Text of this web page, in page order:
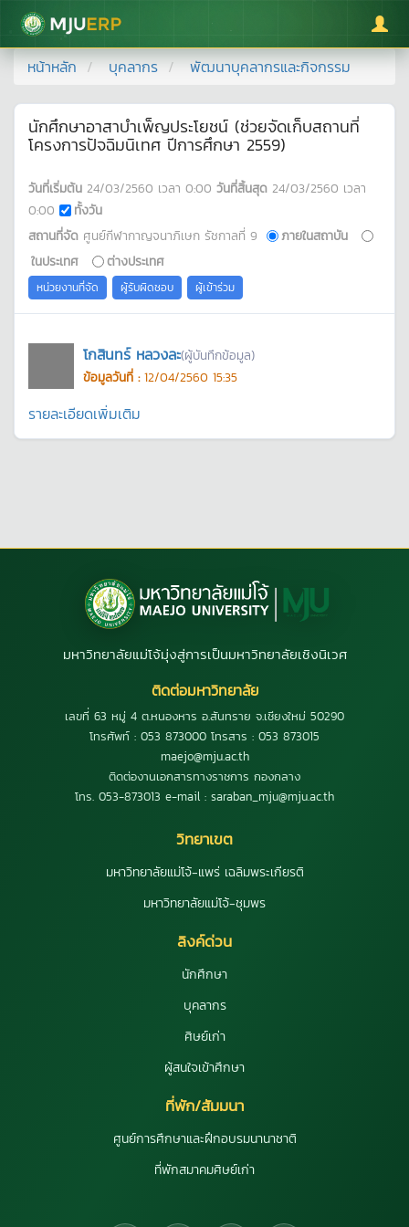
มหาวิทยาลัยแม่โจ้
หน้าหลัก บุคลากร พัฒนาบุคลากรและกิจกรรม
นักศึกษาอาสาบำเพ็ญประโยชน์ (ช่วยจัดเก็บสถานที่
โครงการปัจฉิมนิเทศ ปีการศึกษา 2559)
วันที่เริ่มต้น 24/03/2560 เวลา 0:00 วันที่สิ้นสุด 24/03/2560 เวลา
0:00
ทั้งวัน
สถานที่จัด ศูนย์กีฬากาญจนาภิเษก รัชกาลที่ 9
ภายในสถาบัน
ในประเทศ
ต่างประเทศ
หน่วยงานที่จัด ผู้รับผิดชอบ ผู้เข้าร่วม
โกสินทร์ หลวงละ(ผู้บันทึกข้อมูล)
ข้อมูลวันที่ : 12/04/2560 15:35
รายละเอียดเพิ่มเติม
มหาวิทยาลัยแม่โจ้มุ่งสู่การเป็นมหาวิทยาลัยเชิงนิเวศ
ติดต่อมหาวิทยาลัย
เลขที่ 63 หมู่ 4 ต.หนองหาร อ.สันทราย จ.เชียงใหม่ 50290
โทรศัพท์ : 053 873000 โทรสาร : 053 873015
maejo@mju.ac.th
ติดต่องานเอกสารทางราชการ กองกลาง
โทร. 053-873013 e-mail : saraban_mju@mju.ac.th
วิทยาเขต
มหาวิทยาลัยแม่โจ้-แพร่ เฉลิมพระเกียรติ
มหาวิทยาลัยแม่โจ้-ชุมพร
ลิงค์ด่วน
นักศึกษา
บุคลากร
ศิษย์เก่า
ผู้สนใจเข้าศึกษา
ที่พัก/สัมมนา
ศูนย์การศึกษาและฝึกอบรมนานาชาติ
ที่พักสมาคมศิษย์เก่า